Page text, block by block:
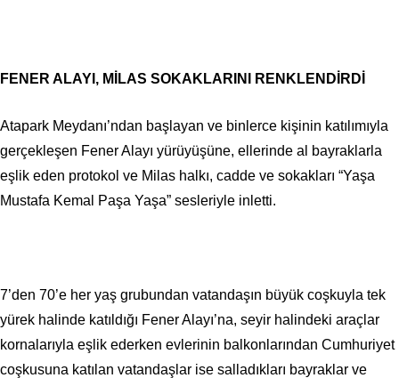
FENER ALAYI, MİLAS SOKAKLARINI RENKLENDİRDİ
Atapark Meydanı’ndan başlayan ve binlerce kişinin katılımıyla
gerçekleşen Fener Alayı yürüyüşüne, ellerinde al bayraklarla
eşlik eden protokol ve Milas halkı, cadde ve sokakları “Yaşa
Mustafa Kemal Paşa Yaşa” sesleriyle inletti.
7’den 70’e her yaş grubundan vatandaşın büyük coşkuyla tek
yürek halinde katıldığı Fener Alayı’na, seyir halindeki araçlar
kornalarıyla eşlik ederken evlerinin balkonlarından Cumhuriyet
coşkusuna katılan vatandaşlar ise salladıkları bayraklar ve